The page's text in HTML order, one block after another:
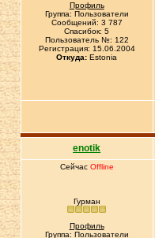
Профиль
Группа: Пользователи
Сообщений: 3 787
Спасибок: 5
Пользователь №: 122
Регистрация: 15.06.2004
Откуда: Estonia
enotik
Сейчас Offline
Гурман
Профиль
Группа: Пользователи